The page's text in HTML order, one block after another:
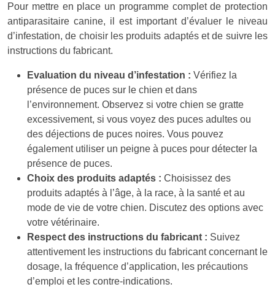
Pour mettre en place un programme complet de protection
antiparasitaire canine, il est important d’évaluer le niveau
d’infestation, de choisir les produits adaptés et de suivre les
instructions du fabricant.
Evaluation du niveau d’infestation : Vérifiez la
présence de puces sur le chien et dans
l’environnement. Observez si votre chien se gratte
excessivement, si vous voyez des puces adultes ou
des déjections de puces noires. Vous pouvez
également utiliser un peigne à puces pour détecter la
présence de puces.
Choix des produits adaptés : Choisissez des
produits adaptés à l’âge, à la race, à la santé et au
mode de vie de votre chien. Discutez des options avec
votre vétérinaire.
Respect des instructions du fabricant : Suivez
attentivement les instructions du fabricant concernant le
dosage, la fréquence d’application, les précautions
d’emploi et les contre-indications.